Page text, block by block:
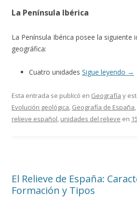
La Península Ibérica
La Península Ibérica posee la siguiente
geográfica:
Cuatro unidades Sigue leyendo →
Esta entrada se publicó en Geografía y
Evolución geológica, Geografía de España,
relieve español, unidades del relieve en
El Relieve de España:
Formación y Tipos